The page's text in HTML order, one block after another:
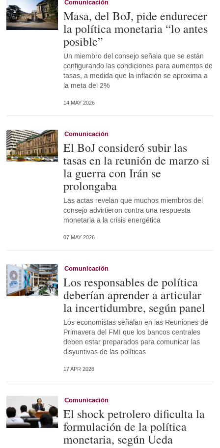
Comunicación
Masa, del BoJ, pide endurecer
la política monetaria “lo antes
posible”
Un miembro del consejo señala que se están
configurando las condiciones para aumentos de
tasas, a medida que la inflación se aproxima a
la meta del 2%
14 MAY 2026
Comunicación
El BoJ consideró subir las
tasas en la reunión de marzo si
la guerra con Irán se
prolongaba
Las actas revelan que muchos miembros del
consejo advirtieron contra una respuesta
monetaria a la crisis energética
07 MAY 2026
Comunicación
Los responsables de política
deberían aprender a articular
la incertidumbre, según panel
Los economistas señalan en las Reuniones de
Primavera del FMI que los bancos centrales
deben estar preparados para comunicar las
disyuntivas de las políticas
17 APR 2026
Comunicación
El shock petrolero dificulta la
formulación de la política
monetaria, según Ueda